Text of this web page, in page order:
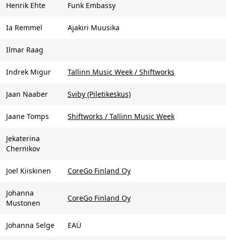
Henrik Ehte Funk Embassy
Ia Remmel Ajakiri Muusika
Ilmar Raag
Indrek Migur Tallinn Music Week / Shiftworks
Jaan Naaber Sviby (Piletikeskus)
Jaane Tomps Shiftworks / Tallinn Music Week
Jekaterina
Chernikov
Joel Kiiskinen CoreGo Finland Oy
Johanna
Mustonen
CoreGo Finland Oy
Johanna Selge EAÜ